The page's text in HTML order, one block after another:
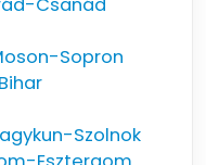
Csanád
Sopron
Szolnok